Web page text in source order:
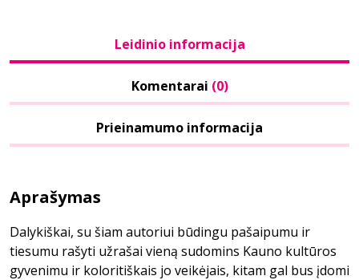
Leidinio informacija
Komentarai (0)
Prieinamumo informacija
Aprašymas
Dalykiškai, su šiam autoriui būdingu pašaipumu ir
tiesumu rašyti užrašai vieną sudomins Kauno kultūros
gyvenimu ir koloritiškais jo veikėjais, kitam gal bus įdomi